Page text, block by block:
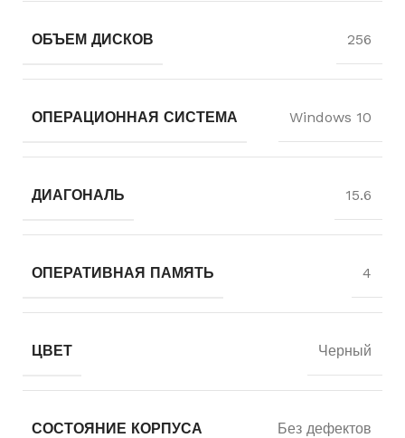
ОБЪЕМ ДИСКОВ 256
ОПЕРАЦИОННАЯ СИСТЕМА Windows 10
ДИАГОНАЛЬ 15.6
ОПЕРАТИВНАЯ ПАМЯТЬ 4
ЦВЕТ Черный
СОСТОЯНИЕ КОРПУСА Без дефектов